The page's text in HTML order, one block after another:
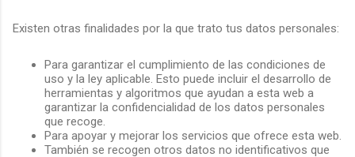
Existen otras finalidades por la que trato tus datos personales:
Para garantizar el cumplimiento de las condiciones de
uso y la ley aplicable. Esto puede incluir el desarrollo de
herramientas y algoritmos que ayudan a esta web a
garantizar la confidencialidad de los datos personales
que recoge.
Para apoyar y mejorar los servicios que ofrece esta web.
También se recogen otros datos no identificativos que